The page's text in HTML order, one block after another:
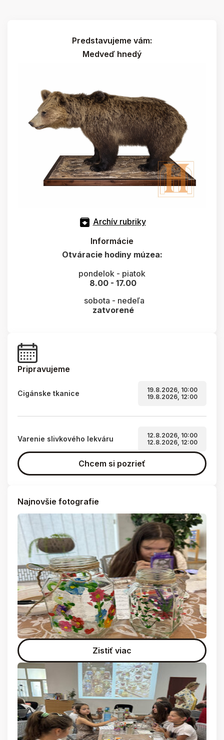
Predstavujeme vám:
Medveď hnedý
Archív rubriky
Informácie
Otváracie hodiny múzea:
pondelok - piatok
8.00 - 17.00
sobota - nedeľa
zatvorené
Pripravujeme
Cigánske tkanice
19.8.2026, 10:00
19.8.2026, 12:00
Varenie slivkového lekváru
12.8.2026, 10:00
12.8.2026, 12:00
Chcem si pozrieť
Najnovšie fotografie
Zistiť viac